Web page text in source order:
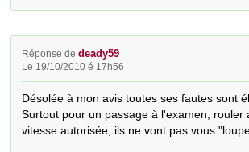
Réponse dedeady59
Le 19/10/2010 é 17h56
Désolée à mon avis toutes ses fautes sont
Surtout pour un passage à l'examen, rouler
vitesse autorisée, ils ne vont pas vous